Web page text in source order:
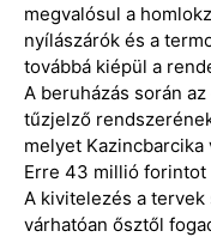
megvalósul a
nyílászárók és a
továbbá kiépül a
A beruházás során
tűzjelző
melyet
Erre 43 millió forintot
A kivitelezés a
várhatóan ősztől